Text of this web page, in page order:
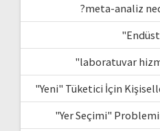
?meta-analiz
"laboratuvar
"Yeni" Tüketici İçin
"Yer Seçimi"